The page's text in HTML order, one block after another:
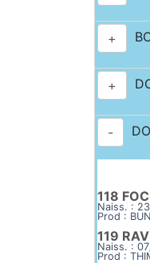
+
+
-
118
Naiss. :
Prod :
119
Naiss. :
Prod :